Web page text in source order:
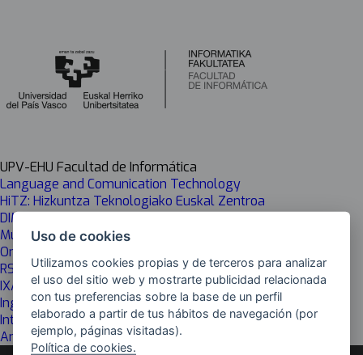
UPV-EHU Facultad de Informática
Language and Comunication Technology
HiTZ: Hizkuntza Teknologiako Euskal Zentroa
DIMAROVE
Music Informatics Group
Onekin
RSAIT
IXA
Ingeniería Informática
Inteligencia Artificial
Análisis y Procesamiento del Lenguaje
Uso de cookies
Utilizamos cookies propias y de terceros para analizar
el uso del sitio web y mostrarte publicidad relacionada
con tus preferencias sobre la base de un perfil
elaborado a partir de tus hábitos de navegación (por
ejemplo, páginas visitadas).
Política de cookies.